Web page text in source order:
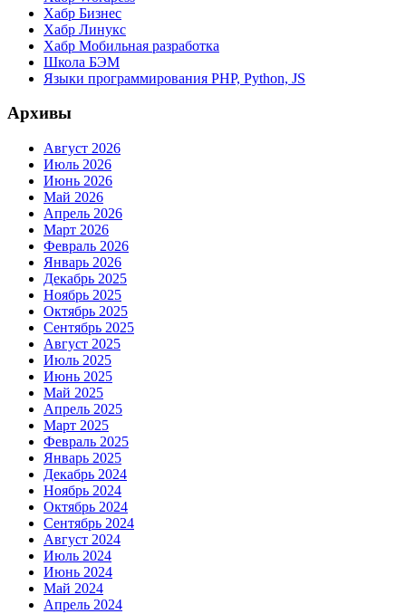
Хабр Бизнес
Хабр Линукс
Хабр Мобильная разработка
Школа БЭМ
Языки программирования PHP, Python, JS
Архивы
Август 2026
Июль 2026
Июнь 2026
Май 2026
Апрель 2026
Март 2026
Февраль 2026
Январь 2026
Декабрь 2025
Ноябрь 2025
Октябрь 2025
Сентябрь 2025
Август 2025
Июль 2025
Июнь 2025
Май 2025
Апрель 2025
Март 2025
Февраль 2025
Январь 2025
Декабрь 2024
Ноябрь 2024
Октябрь 2024
Сентябрь 2024
Август 2024
Июль 2024
Июнь 2024
Май 2024
Апрель 2024